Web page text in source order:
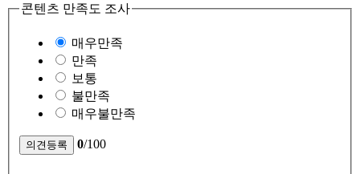
콘텐츠 만족도 조사
매우만족
만족
보통
불만족
매우불만족
0/100